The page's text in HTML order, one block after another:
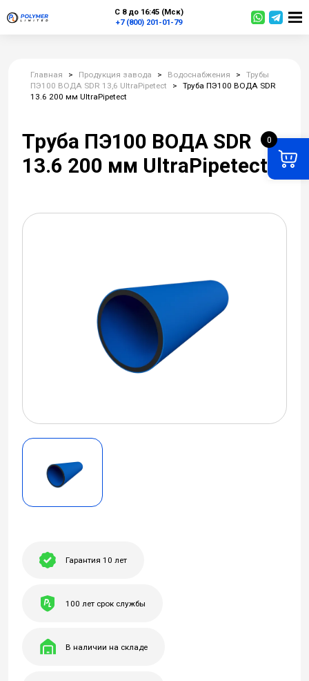
С 8 до 16:45 (Мск)
+7 (800) 201-01-79
0
Главная > Продукция завода > Водоснабжения >
Трубы
ПЭ100 ВОДА SDR 13,6 UltraPipetect
>
Труба ПЭ100 ВОДА SDR
13.6 200 мм UltraPipetect
Труба ПЭ100 ВОДА SDR
13.6 200 мм UltraPipetect
Гарантия 10 лет
100 лет срок службы
В наличии на складе